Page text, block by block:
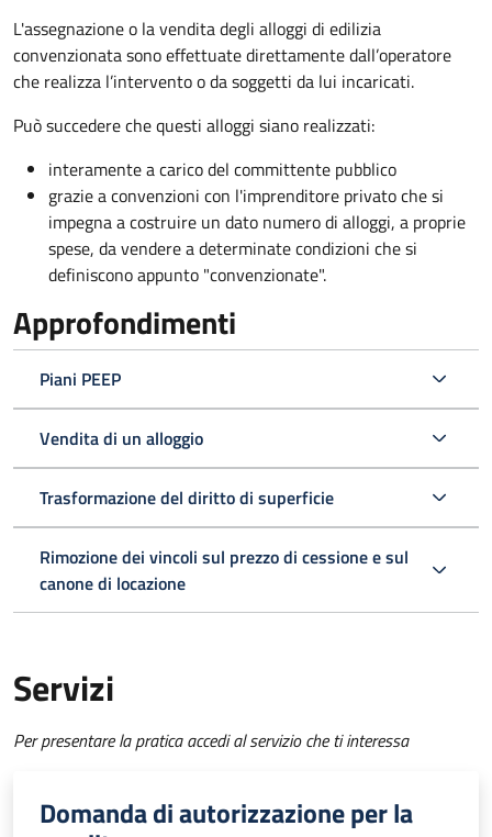
L'assegnazione o la vendita degli alloggi di edilizia
convenzionata sono effettuate direttamente dall’operatore
che realizza l’intervento o da soggetti da lui incaricati.
Può succedere che questi alloggi siano realizzati:
interamente a carico del committente pubblico
grazie a convenzioni con l'imprenditore privato che si
impegna a costruire un dato numero di alloggi, a proprie
spese, da vendere a determinate condizioni che si
definiscono appunto "convenzionate".
Approfondimenti
Piani PEEP
Vendita di un alloggio
Trasformazione del diritto di superficie
Rimozione dei vincoli sul prezzo di cessione e sul
canone di locazione
Servizi
Per presentare la pratica accedi al servizio che ti interessa
Domanda di autorizzazione per la